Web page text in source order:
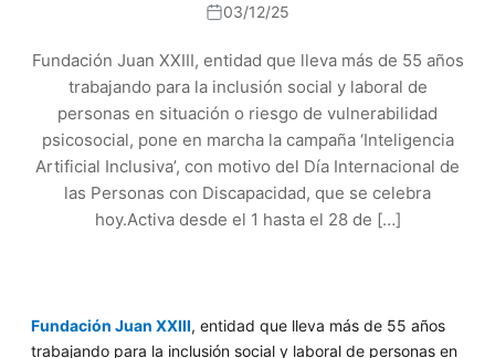
03/12/25
Fundación Juan XXIII, entidad que lleva más de 55 años
trabajando para la inclusión social y laboral de
personas en situación o riesgo de vulnerabilidad
psicosocial, pone en marcha la campaña ‘Inteligencia
Artificial Inclusiva’, con motivo del Día Internacional de
las Personas con Discapacidad, que se celebra
hoy.Activa desde el 1 hasta el 28 de […]
Fundación Juan XXIII, entidad que lleva más de 55 años
trabajando para la inclusión social y laboral de personas en